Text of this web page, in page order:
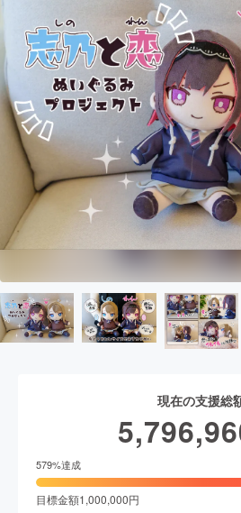
現在の支援総
579%達成
目標金額1,000,000円